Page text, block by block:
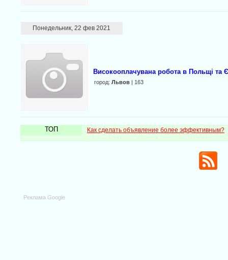
Понедельник, 22 фев 2021
Високооплачувана робота в Польщі та
город: Львов| 163
ТОП Как сделать объявление более эффективным?
Реклама Google